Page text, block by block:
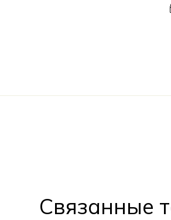
Cвязанные